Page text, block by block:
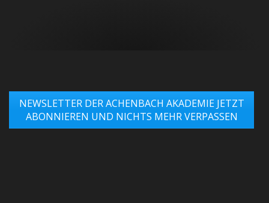
NEWSLETTER DER ACHENBACH AKADEMIE JETZT
ABONNIEREN UND NICHTS MEHR VERPASSEN